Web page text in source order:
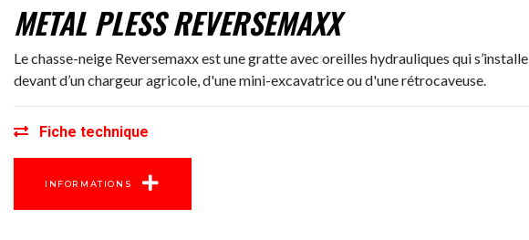
METAL PLESS REVERSEMAXX
Le chasse-neige Reversemaxx est une gratte avec oreilles hydrauliques qui
devant d’un chargeur agricole, d'une mini-excavatrice ou d'une rétrocaveuse.
Fiche technique
INFORMATIONS